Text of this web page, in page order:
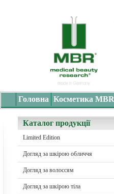
Головна Косметика MBR
Каталог продукції
Limited Edition
Догляд за шкірою обличчя
Догляд за волоссям
Догляд за шкірою тіла